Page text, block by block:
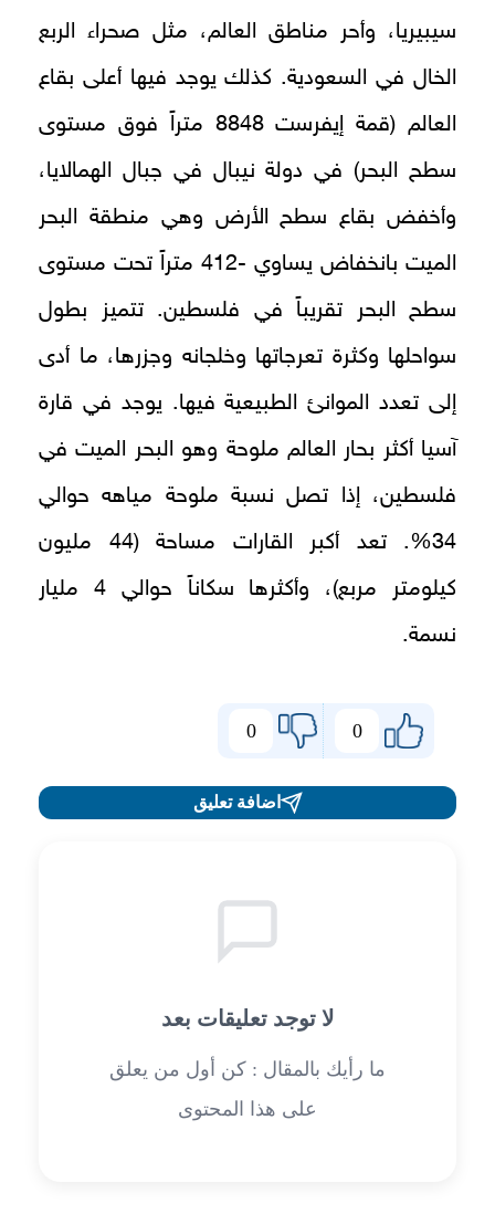
سيبيريا، وأحر مناطق العالم، مثل صحراء الربع
الخال في السعودية. كذلك يوجد فيها أعلى بقاع
العالم (قمة إيفرست 8848 متراً فوق مستوى
سطح البحر) في دولة نيبال في جبال الهمالايا،
وأخفض بقاع سطح الأرض وهي منطقة البحر
الميت بانخفاض يساوي -412 متراً تحت مستوى
سطح البحر تقريباً في فلسطين. تتميز بطول
سواحلها وكثرة تعرجاتها وخلجانه وجزرها، ما أدى
إلى تعدد الموانئ الطبيعية فيها. يوجد في قارة
آسيا أكثر بحار العالم ملوحة وهو البحر الميت في
فلسطين، إذا تصل نسبة ملوحة مياهه حوالي
34%. تعد أكبر القارات مساحة (44 مليون
كيلومتر مربع)، وأكثرها سكاناً حوالي 4 مليار
نسمة.
0
0
اضافة تعليق
لا توجد تعليقات بعد
ما رأيك بالمقال : كن أول من يعلق
على هذا المحتوى